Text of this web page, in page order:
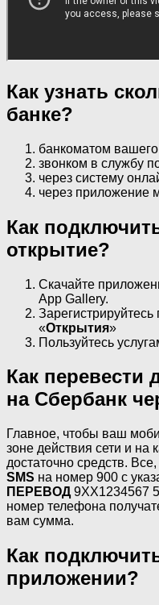
Как узнать
банке?
банкоматом вашего
звонком в службу
через систему
через приложение
Как
открытие?
Скачайте
App Gallery.
«Открытия»
Пользуйтесь
Как перевести
на Сбербанк
Главное, чтобы ваш
зоне действия сети и на
достаточно средств.
SMS на номер 900 с
ПЕРЕВОД 9ХХ1234567
номер телефона
вам сумма.
Как
приложении?